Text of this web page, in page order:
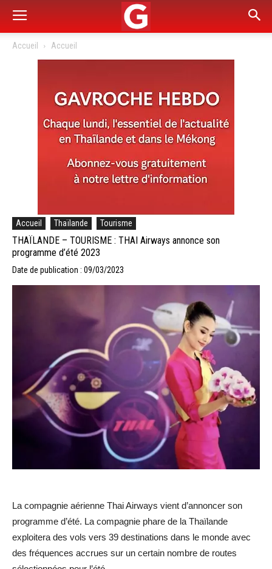
Accueil Accueil
Accueil Thaïlande Tourisme
THAÏLANDE – TOURISME : THAI Airways annonce son
programme d’été 2023
Date de publication : 09/03/2023
La compagnie aérienne Thai Airways vient d’annoncer son
programme d’été. La compagnie phare de la Thaïlande
exploitera des vols vers 39 destinations dans le monde avec
des fréquences accrues sur un certain nombre de routes